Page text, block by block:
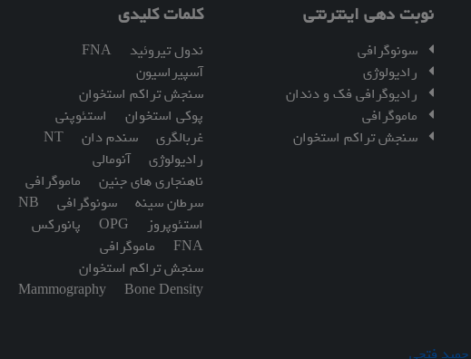
نوبت دهی اینترنتی
سونوگرافی
رادیولوژی
رادیوگرافی فک و دندان
ماموگرافی
سنجش تراکم استخوان
کلمات کلیدی
ندول تیروئید
FNA
آسپیراسیون
سنجش تراکم استخوان
پوکی استخوان
استئوپنی
غربالگری
سندم دان
NT
رادیولوژی
آنومالی
ناهنجاری های جنین
ماموگرافی
سرطان سینه
سونوگرافی
NB
استئوپروز
OPG
پانورکس
FNA
ماموگرافی
سنجش تراکم استخوان
Bone Density
Mammography
حمید فتحی